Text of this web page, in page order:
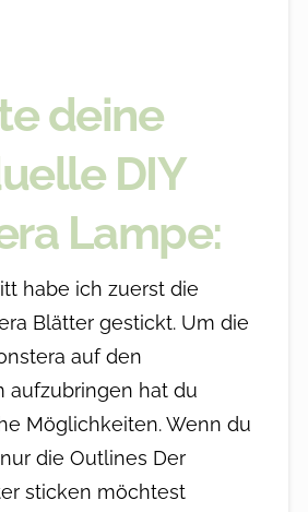
deine
DIY
Lampe:
habe ich zuerst die
Blätter gestickt. Um die
auf den
aufzubringen hat du
Möglichkeiten. Wenn du
die Outlines Der
sticken möchtest